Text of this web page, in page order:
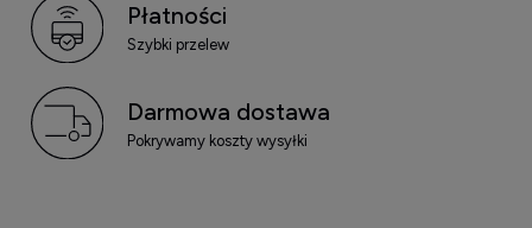
Płatności
Szybki przelew
Darmowa dostawa
Pokrywamy koszty wysyłki